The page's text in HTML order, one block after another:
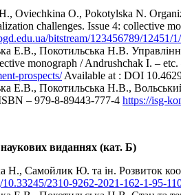
Ovіechkina O., Pokotylska N.
challenges. Issue 4: collective
bitstream/123456789/12451/
Е.В., Покотильська Н.В.
monograph / Andrushchak I. –
prospects/Available at : DOI
Е.В., Покотильська Н.В.,
– 979-8-89443-777-4 https://isg-
виданнях (кат. Б)
Н., Самойлик Ю. та ін. Розвиток
2310-9262-2021-162-1-95-